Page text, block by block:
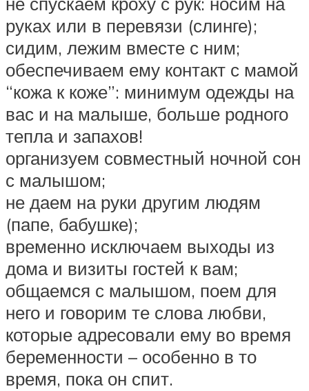
руках или в перевязи (слинге);
сидим, лежим вместе с ним;
обеспечиваем ему контакт с мамой
“кожа к коже”: минимум одежды на
вас и на малыше, больше родного
тепла и запахов!
организуем совместный ночной сон
с малышом;
не даем на руки другим людям
(папе, бабушке);
временно исключаем выходы из
дома и визиты гостей к вам;
общаемся с малышом, поем для
него и говорим те слова любви,
которые адресовали ему во время
беременности – особенно в то
время, пока он спит.